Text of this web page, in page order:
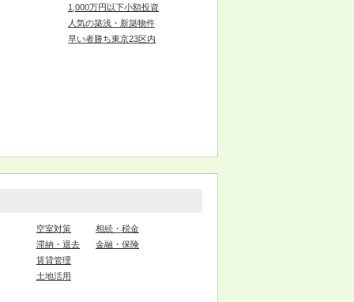
1,000万円以下小額投資
人気の築浅・新築物件
早い者勝ち東京23区内
空室対策
滞納・退去
賃貸管理
土地活用
相続・税金
金融・保険